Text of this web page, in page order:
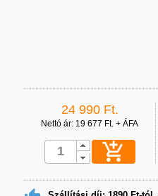
24 990 Ft.
Nettó ár: 19 677 Ft. + ÁFA
